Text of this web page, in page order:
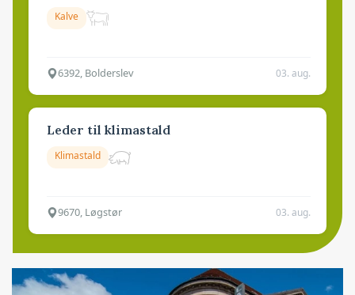
Kalve
6392, Bolderslev 03. aug.
Leder til klimastald
Klimastald
9670, Løgstør 03. aug.